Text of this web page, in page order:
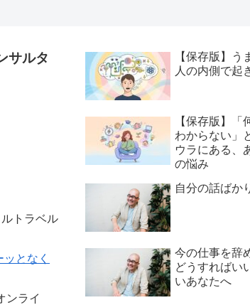
サルタ
トラベル
となく
ンライ
【保存版】う
人の内側で起
【保存版】「
わからない」
ウラにある、
の悩み
自分の話ばか
今の仕事を辞
どうすればい
いあなたへ